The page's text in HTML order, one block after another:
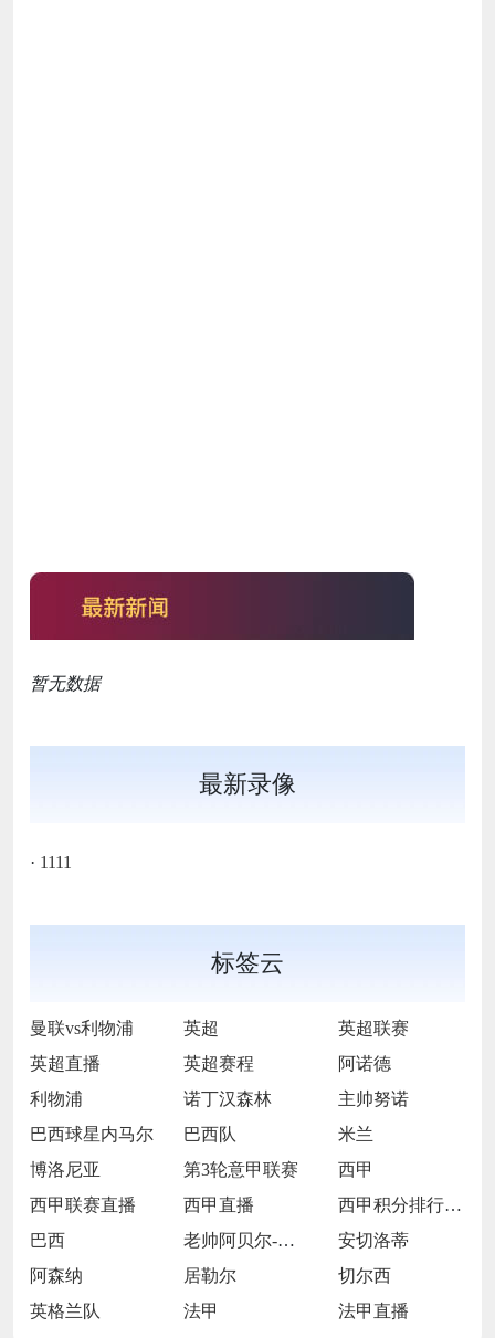
暂无数据
最新录像
· 1111
标签云
曼联vs利物浦 英超
英超联赛
英超直播
英超赛程
阿诺德
利物浦
诺丁汉森林
主帅努诺
巴西球星内马尔
巴西队
米兰
博洛尼亚
第3轮意甲联赛
西甲
西甲联赛直播
西甲直播
西甲积分排行西榜
巴西
老帅阿贝尔-布拉
安切洛蒂
阿森纳
居勒尔
切尔西
英格兰队
法甲 法甲直播